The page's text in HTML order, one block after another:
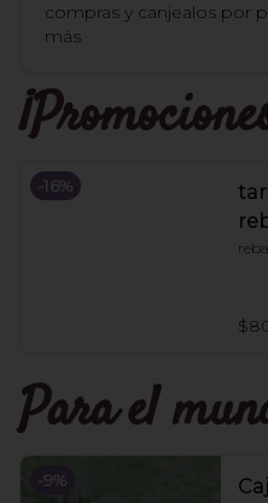
compras y canjealos por
más
-16%
Para el
-9%